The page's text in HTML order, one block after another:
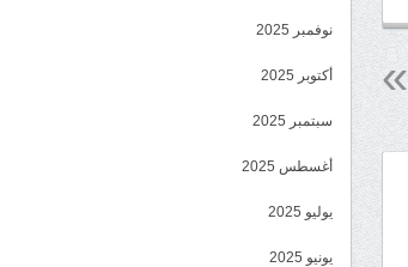
نوفمبر 2025
أكتوبر 2025
سبتمبر 2025
أغسطس 2025
يوليو 2025
يونيو 2025